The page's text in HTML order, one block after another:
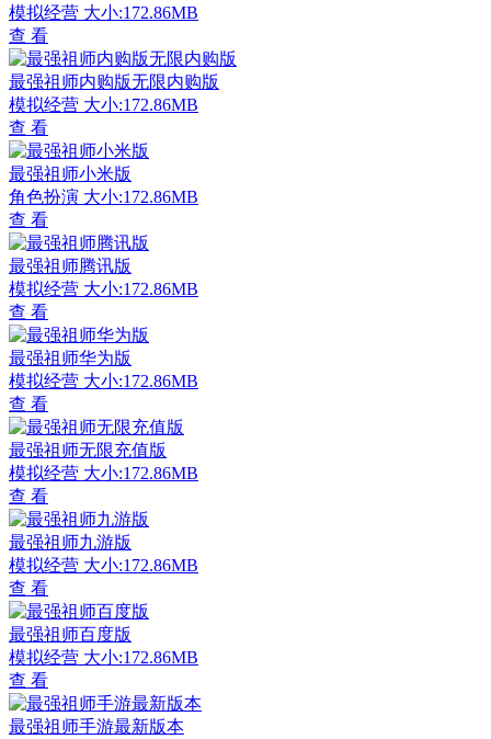
模拟经营 大小:172.86MB
查 看
最强祖师内购版无限内购版
模拟经营 大小:172.86MB
查 看
最强祖师小米版
角色扮演 大小:172.86MB
查 看
最强祖师腾讯版
模拟经营 大小:172.86MB
查 看
最强祖师华为版
模拟经营 大小:172.86MB
查 看
最强祖师无限充值版
模拟经营 大小:172.86MB
查 看
最强祖师九游版
模拟经营 大小:172.86MB
查 看
最强祖师百度版
模拟经营 大小:172.86MB
查 看
最强祖师手游最新版本